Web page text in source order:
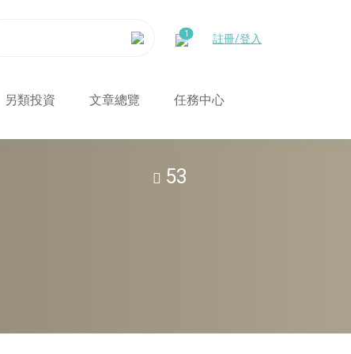
註冊/登入
另類投資 文章總覽 任務中心
53